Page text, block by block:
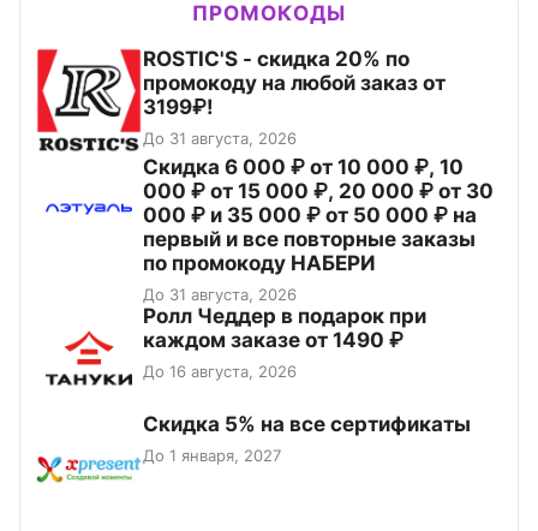
ПРОМОКОДЫ
ROSTIC'S - скидка 20% по
промокоду на любой заказ от
3199₽!
До 31 августа, 2026
Скидка 6 000 ₽ от 10 000 ₽, 10
000 ₽ от 15 000 ₽, 20 000 ₽ от 30
000 ₽ и 35 000 ₽ от 50 000 ₽ на
первый и все повторные заказы
по промокоду НАБЕРИ
До 31 августа, 2026
Ролл Чеддер в подарок при
каждом заказе от 1490 ₽
До 16 августа, 2026
Скидка 5% на все сертификаты
До 1 января, 2027